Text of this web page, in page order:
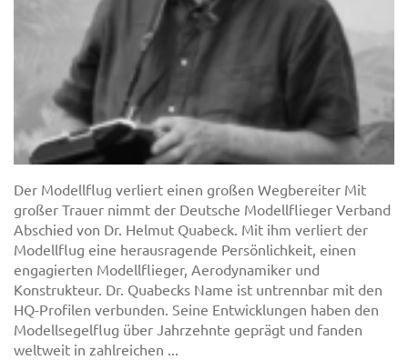
Der Modellflug verliert einen großen Wegbereiter Mit
großer Trauer nimmt der Deutsche Modellflieger Verband
Abschied von Dr. Helmut Quabeck. Mit ihm verliert der
Modellflug eine herausragende Persönlichkeit, einen
engagierten Modellflieger, Aerodynamiker und
Konstrukteur. Dr. Quabecks Name ist untrennbar mit den
HQ-Profilen verbunden. Seine Entwicklungen haben den
Modellsegelflug über Jahrzehnte geprägt und fanden
weltweit in zahlreichen ...